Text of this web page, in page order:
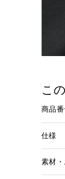
こ
商品
仕様
素材